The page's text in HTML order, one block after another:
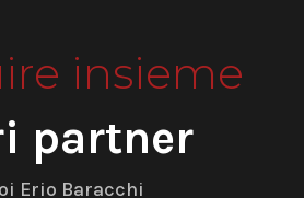
insieme
partner
Erio Baracchi